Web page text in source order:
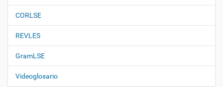
CORLSE
REVLES
GramLSE
Videoglosario